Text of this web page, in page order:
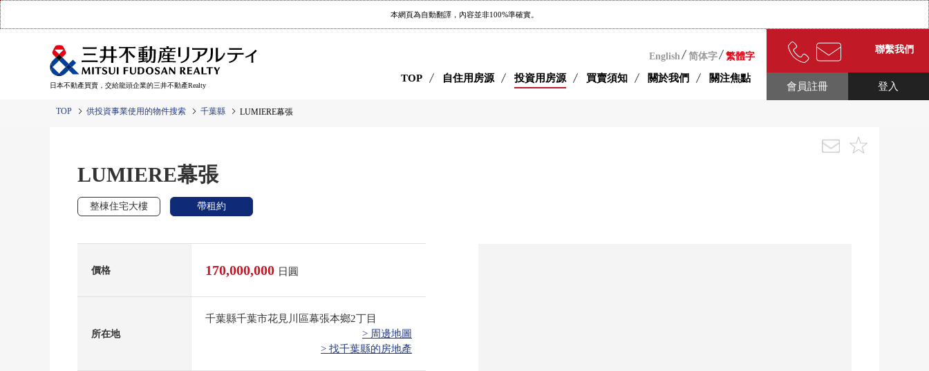
本網頁為自動翻譯，內容並非100%準確實。
日本不動產買賣，交給龍頭企業的三井不動產Realty
English 简体字 繁體字
TOP 自住用房源 投資用房源 買賣須知 關於我們 關注焦點
聯繫我們
登入
會員註冊
TOP 供投資事業使用的物件搜索 千葉縣 LUMIERE幕張
LUMIERE幕張
整棟住宅大樓 帶租約
價格 170,000,000 日圓
所在地
千葉縣千葉市花見川區幕張本鄉2丁目
> 周邊地圖
> 找千葉縣的房地產